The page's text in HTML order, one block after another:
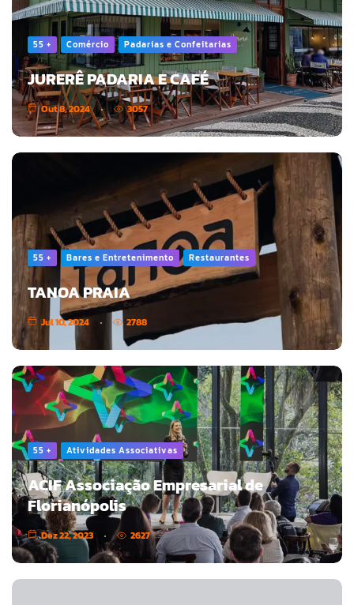
55 + Comércio Padarias e Confeitarias
JURERÊ PADARIA E CAFÉ
Out 8, 2024 3057
55 + Bares e Entretenimento Restaurantes
TANOA PRAIA
Jul 10, 2024 2788
55 + Atividades Associativas
ACIF Associação Empresarial de
Florianópolis
Dez 22, 2023 2627